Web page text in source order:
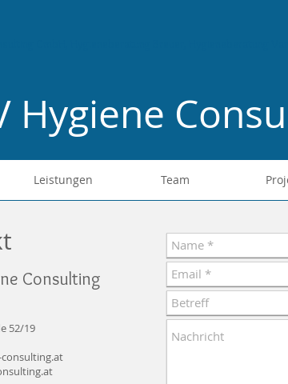
Hygiene
Leistungen Team
Consulting
52/19